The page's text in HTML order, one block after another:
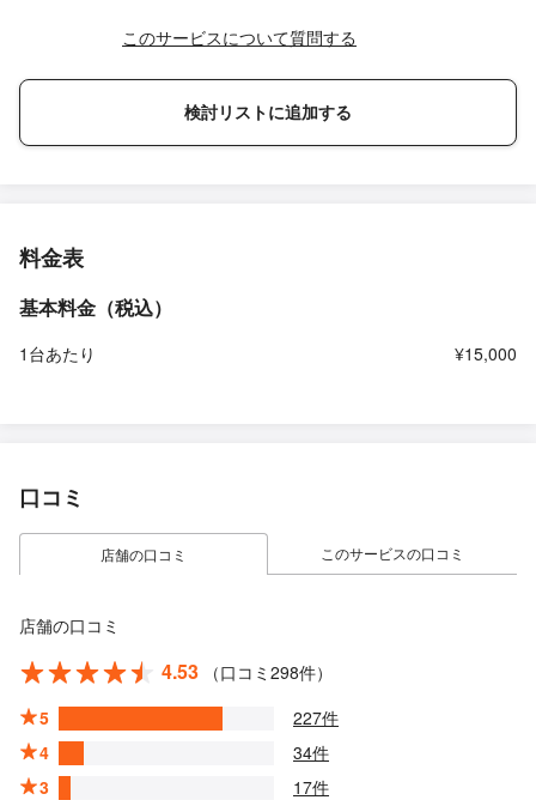
このサービスについて質問する
検討リストに追加する
料金表
基本料金（税込）
1台あたり ¥15,000
口コミ
店舗の口コミ このサービスの口コミ
店舗の口コミ
4.53
（口コミ298件）
5
227件
4
34件
3
17件